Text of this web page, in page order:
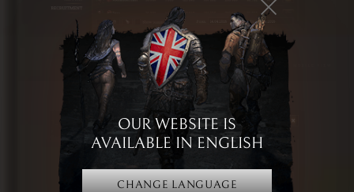
OUR WEBSITE IS
AVAILABLE IN ENGLISH
CHANGE LANGUAGE